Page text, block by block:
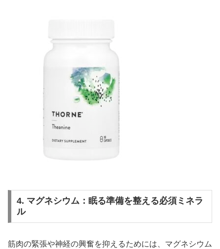
4. マグネシウム：眠る準備を整える必須ミネラ
ル
筋肉の緊張や神経の興奮を抑えるためには、マグネシウム